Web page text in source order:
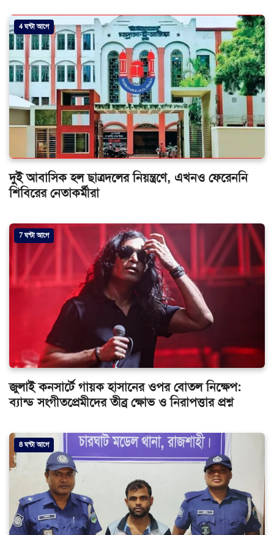
4 ঘন্টা আগে
দুই আবাসিক হল ছাত্রদলের নিয়ন্ত্রণে, এখনও ফেরেননি
শিবিরের নেতাকর্মীরা
7 ঘন্টা আগে
জুলাই কনসার্টে গায়ক হাসানের ওপর বোতল নিক্ষেপ:
ব্যান্ড সংগীতপ্রেমীদের তীব্র ক্ষোভ ও নিরাপত্তার প্রশ্ন
8 ঘন্টা আগে